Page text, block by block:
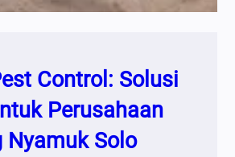
Control: Solusi
Perusahaan
Nyamuk Solo